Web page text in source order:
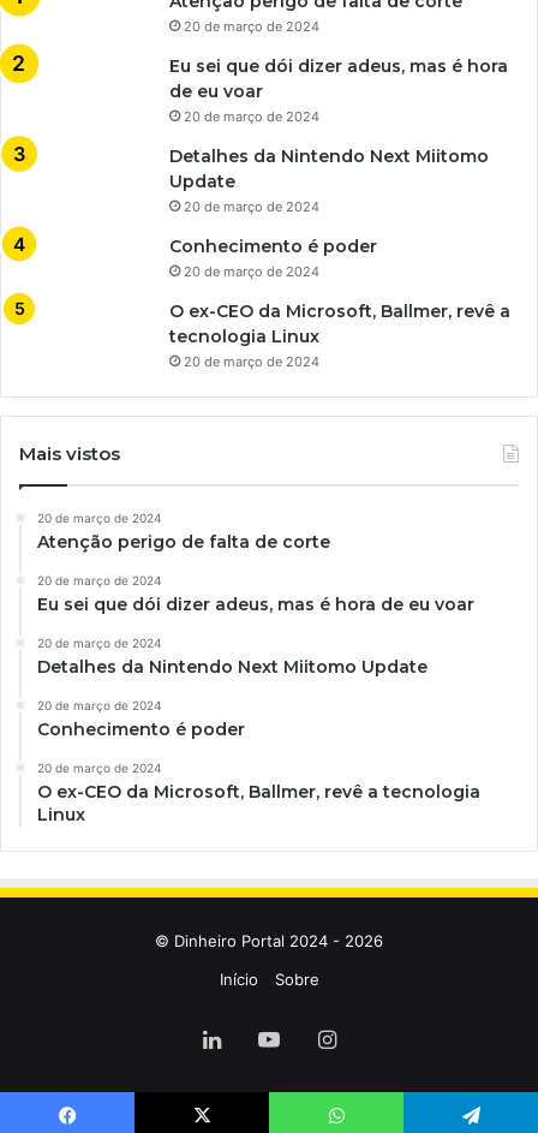
20 de março de 2024
Eu sei que dói dizer adeus, mas é hora
de eu voar
20 de março de 2024
Detalhes da Nintendo Next Miitomo
Update
20 de março de 2024
Conhecimento é poder
20 de março de 2024
O ex-CEO da Microsoft, Ballmer, revê a
tecnologia Linux
20 de março de 2024
Mais vistos
20 de março de 2024
Atenção perigo de falta de corte
20 de março de 2024
Eu sei que dói dizer adeus, mas é hora de eu voar
20 de março de 2024
Detalhes da Nintendo Next Miitomo Update
20 de março de 2024
Conhecimento é poder
20 de março de 2024
O ex-CEO da Microsoft, Ballmer, revê a tecnologia
Linux
© Dinheiro Portal 2024 - 2026
Início
Sobre
LinkedinYouTubeInstagram